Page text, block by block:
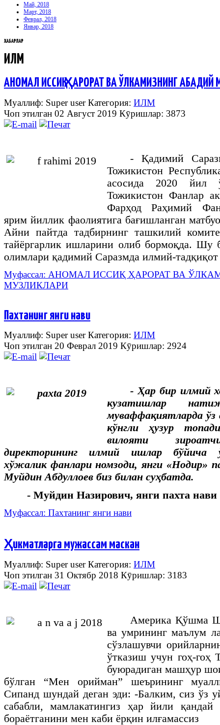
Май, 2018
Март, 2018
Феврал, 2018
Январ, 2018
ХАБАРЛАР
ИЛМ
АНОМАЛ ИССИҚ ҲАРОРАТ ВА ЎЛКАМИЗНИНГ АБАДИЙ
Муаллиф: Super userКатегория: ИЛМ
Чоп этилган 02 Август 2019 Кӯришлар: 3873
- Қадимий
Тожикистон
асосида 2020 йил
Тожикистон Фанлар
Фарҳод Раҳимий
ярим йиллик фаолиятига бағишланган
Айни пайтда тадбирнинг ташкилий
тайёргарлик ишларини олиб бормоқда. Шу
олимлари қадимий Саразмда илмий-
Муфассал: АНОМАЛ ИССИҚ ҲАРОРАТ ВА
МУЗЛИКЛАРИ
Пахтанинг янги нави
Муаллиф: Super userКатегория: ИЛМ
Чоп этилган 20 Феврал 2019 Кӯришлар: 2924
- Ҳар бир илмий
кузатишлар
муваффақиятларда ўз
кўнгли
ҳузур
топади
вилояти
директорининг
илмий ишлар бўйича
хўжалик фанлари номзоди,янги «Нодир»
Муйдин Абдуллоев биз билан суҳбатда.
- Муйдин Назирович, янги пахта
Муфассал: Пахтанинг янги нави
Ҳикматларга мужассам маскан
Муаллиф: Super userКатегория: ИЛМ
Чоп этилган 31 Октябр 2018 Кӯришлар: 3183
Америка Қўшма
ва умрининг маълум
сўзлашувчи
ўтказиш учун гоҳ-гоҳ
буюрадиган машҳур
бўлган “Мен орийман” шеърининг
Сипанд шундай деган эди: -Балким,сиз ўз
сабабли,мамлакатингиз ҳар йили
қандай
бораётганини мен каби ёрқин илғамассиз